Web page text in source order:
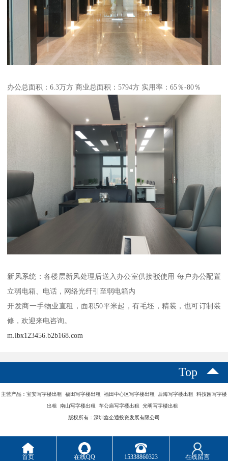
办公总面积：6.3万方 商业总面积：5794方 实用率：65％-80％
新风系统：各楼层新风处理后送入办公室供接驳使用 每户办公配置
立弱电箱、电话，网络光纤引至弱电箱内
开发商一手物业直租，面积50平米起，有毛坯，精装，也可订制装
修，欢迎来电咨询。
m.lbx123456.b2b168.com
Top
主营产品：宝安写字楼出租 福田写字楼出租 福田中心区写字楼出租 后海写字楼出租 科技园写字楼
出租 南山写字楼出租 车公庙写字楼出租 光明写字楼出租
版权所有：深圳鑫企通投资发展有限公司
首页 在线QQ 15338860323 在线留言